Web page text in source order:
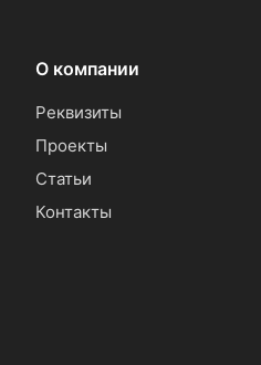
О компании
Реквизиты
Проекты
Статьи
Контакты